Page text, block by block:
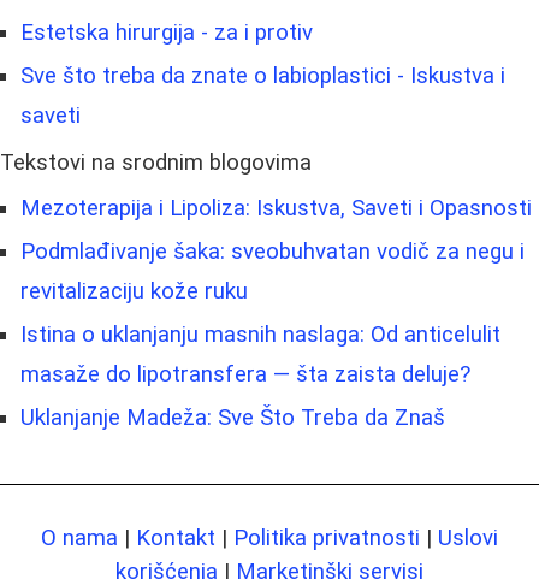
Estetska hirurgija - za i protiv
Sve što treba da znate o labioplastici - Iskustva i
saveti
Tekstovi na srodnim blogovima
Mezoterapija i Lipoliza: Iskustva, Saveti i Opasnosti
Podmlađivanje šaka: sveobuhvatan vodič za negu i
revitalizaciju kože ruku
Istina o uklanjanju masnih naslaga: Od anticelulit
masaže do lipotransfera — šta zaista deluje?
Uklanjanje Madeža: Sve Što Treba da Znaš
O nama | Kontakt | Politika privatnosti | Uslovi
korišćenja | Marketinški servisi